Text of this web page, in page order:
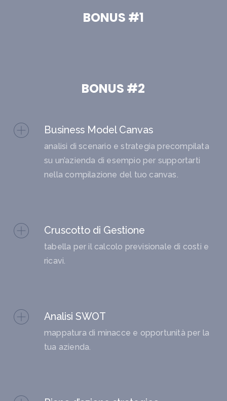
BONUS #1
BONUS #2
Business Model Canvas
analisi di scenario e strategia precompilata
su un’azienda di esempio per supportarti
nella compilazione del tuo canvas.
Cruscotto di Gestione
tabella per il calcolo previsionale di costi e
ricavi.
Analisi SWOT
mappatura di minacce e opportunità per la
tua azienda.